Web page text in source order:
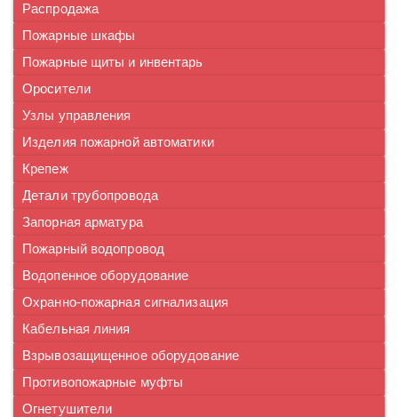
Распродажа
Пожарные шкафы
Пожарные щиты и инвентарь
Оросители
Узлы управления
Изделия пожарной автоматики
Крепеж
Детали трубопровода
Запорная арматура
Пожарный водопровод
Водопенное оборудование
Охранно-пожарная сигнализация
Кабельная линия
Взрывозащищенное оборудование
Противопожарные муфты
Огнетушители